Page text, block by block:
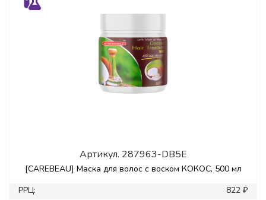
Артикул. 287963-DB5E
[CAREBEAU] Маска для волос с воском КОКОС, 500 мл
РРЦ:
822 ₽